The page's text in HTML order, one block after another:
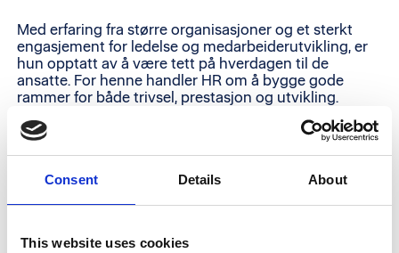
Consent Details About
This website uses cookies
Med erfaring fra større organisasjoner og et sterkt
engasjement for ledelse og medarbeiderutvikling, er
hun opptatt av å være tett på hverdagen til de
ansatte. For henne handler HR om å bygge gode
rammer for både trivsel, prestasjon og utvikling.
«Vi jobber i bransjer med høyt tempo og høye krav.
Da trenger vi gode HR-prosesser som støtter lederne
våre, utvikler medarbeiderne og styrker kulturen på